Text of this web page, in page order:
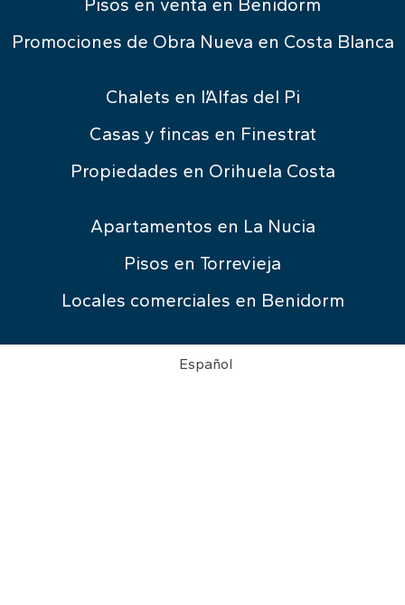
Promociones de Obra Nueva en Costa Blanca
Chalets en l’Alfas del Pi
Casas y fincas en Finestrat
Propiedades en Orihuela Costa
Apartamentos en La Nucia
Pisos en Torrevieja
Locales comerciales en Benidorm
Español